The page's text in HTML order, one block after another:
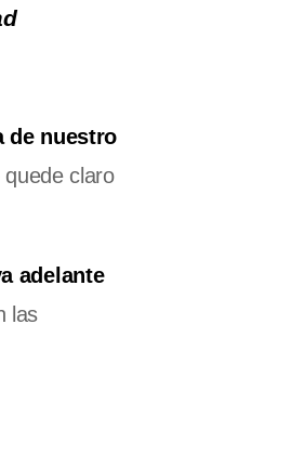
de nuestro
claro
adelante
las